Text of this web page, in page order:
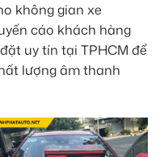
không gian xe
cáo khách hàng
uy tín tại TPHCM để
lượng âm thanh